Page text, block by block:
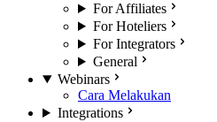
For Affiliates
For Hoteliers
For Integrators
General
Webinars
Cara Melakukan
Integrations